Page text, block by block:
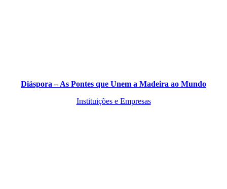
Diáspora – As Pontes que Unem a Madeira ao Mundo
Instituições e Empresas